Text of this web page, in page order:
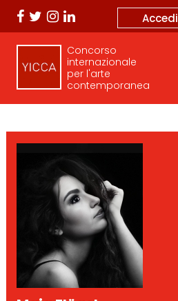
Accedi
Concorso
internazionale
per l'arte
contemporanea